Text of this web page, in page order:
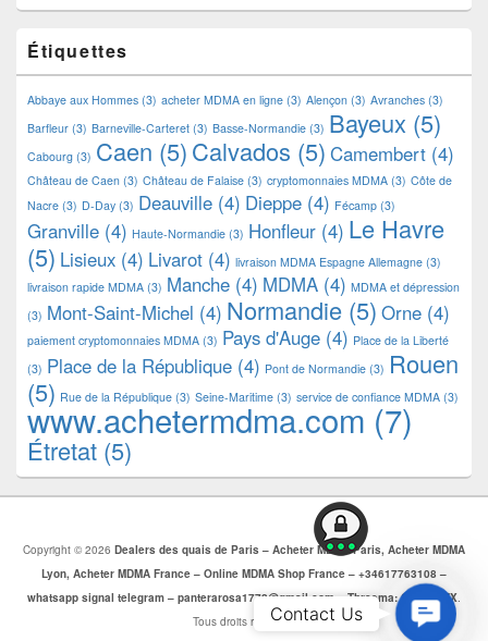
Étiquettes
Abbaye aux Hommes (3) acheter MDMA en ligne (3) Alençon (3) Avranches (3)
Barfleur (3) Barneville-Carteret (3) Basse-Normandie (3) Bayeux (5)
Cabourg (3) Caen (5)Calvados (5) Camembert (4)
Château de Caen (3) Château de Falaise (3) cryptomonnaies MDMA (3) Côte de
Nacre (3) D-Day (3) Deauville (4) Dieppe (4) Fécamp (3)
Granville (4) Haute-Normandie (3) Honfleur (4) Le Havre
(5) Lisieux (4) Livarot (4) livraison MDMA Espagne Allemagne (3)
livraison rapide MDMA (3) Manche (4) MDMA (4) MDMA et dépression
(3) Mont-Saint-Michel (4) Normandie (5) Orne (4)
paiement cryptomonnaies MDMA (3) Pays d'Auge (4) Place de la Liberté
(3) Place de la République (4) Pont de Normandie (3) Rouen
(5) Rue de la République (3) Seine-Maritime (3) service de confiance MDMA (3)
www.achetermdma.com (7)
Étretat (5)
Copyright © 2026 Dealers des quais de Paris – Acheter MDMA Paris, Acheter MDMA
Lyon, Acheter MDMA France – Online MDMA Shop France – +34617763108 –
whatsapp signal telegram – panterarosa1772@gmail.com – Threema: CJBZ5SZX.
Tous droits réservés.Contact Us